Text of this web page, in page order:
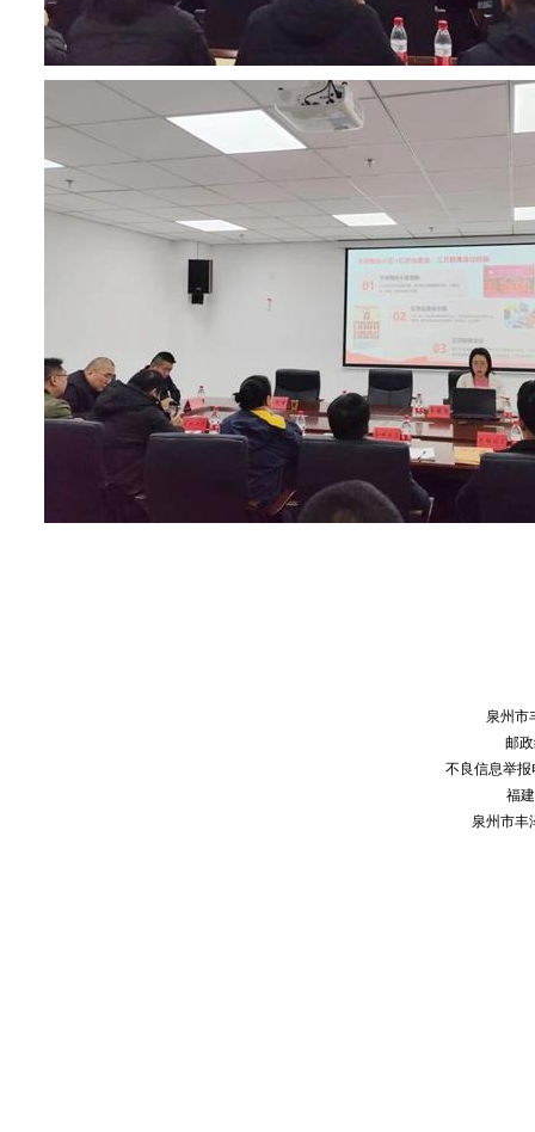
泉州市
邮
不良信息举报
福
泉州市丰